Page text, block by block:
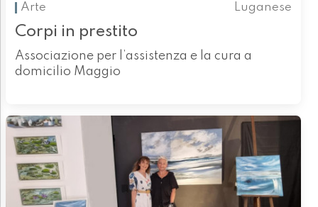
Arte
Luganese
Corpi in prestito
Associazione per l’assistenza e la cura a
domicilio Maggio